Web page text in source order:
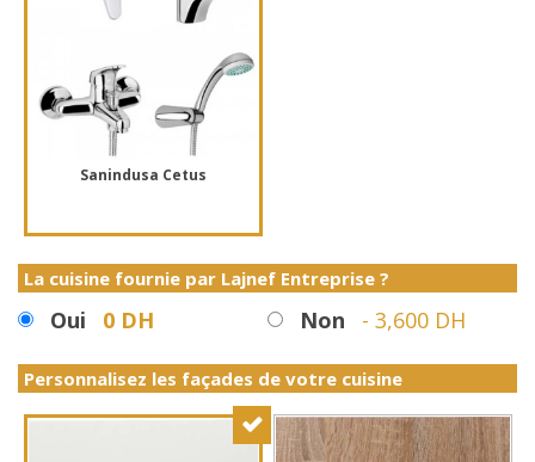
Sanindusa Cetus
La cuisine fournie par Lajnef Entreprise ?
Oui 0 DH Non - 3,600 DH
Personnalisez les façades de votre cuisine